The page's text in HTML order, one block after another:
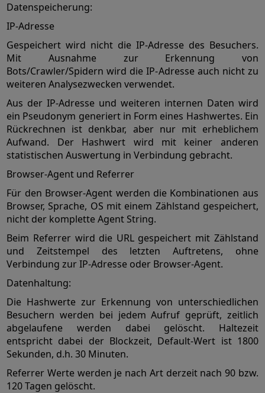
Datenspeicherung:
IP-Adresse
Gespeichert wird nicht die IP-Adresse des Besuchers.
Mit Ausnahme zur Erkennung von
Bots/Crawler/Spidern wird die IP-Adresse auch nicht zu
weiteren Analysezwecken verwendet.
Aus der IP-Adresse und weiteren internen Daten wird
ein Pseudonym generiert in Form eines Hashwertes. Ein
Rückrechnen ist denkbar, aber nur mit erheblichem
Aufwand. Der Hashwert wird mit keiner anderen
statistischen Auswertung in Verbindung gebracht.
Browser-Agent und Referrer
Für den Browser-Agent werden die Kombinationen aus
Browser, Sprache, OS mit einem Zählstand gespeichert,
nicht der komplette Agent String.
Beim Referrer wird die URL gespeichert mit Zählstand
und Zeitstempel des letzten Auftretens, ohne
Verbindung zur IP-Adresse oder Browser-Agent.
Datenhaltung:
Die Hashwerte zur Erkennung von unterschiedlichen
Besuchern werden bei jedem Aufruf geprüft, zeitlich
abgelaufene werden dabei gelöscht. Haltezeit
entspricht dabei der Blockzeit, Default-Wert ist 1800
Sekunden, d.h. 30 Minuten.
Referrer Werte werden je nach Art derzeit nach 90 bzw.
120 Tagen gelöscht.